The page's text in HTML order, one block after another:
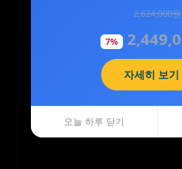
80,000원
33%
자세히 보
오늘 하루 닫기
2,624,000원
7%
자세히 보
오늘 하루 닫기